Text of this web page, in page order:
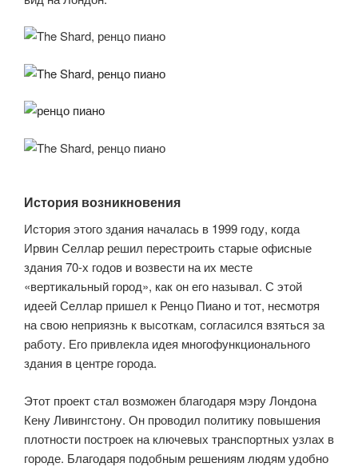
История возникновения
История этого здания началась в 1999 году, когда
Ирвин Селлар решил перестроить старые офисные
здания 70-х годов и возвести на их месте
«вертикальный город», как он его называл. С этой
идеей Селлар пришел к Ренцо Пиано и тот, несмотря
на свою неприязнь к высоткам, согласился взяться за
работу. Его привлекла идея многофункционального
здания в центре города.
Этот проект стал возможен благодаря мэру Лондона
Кену Ливингстону. Он проводил политику повышения
плотности построек на ключевых транспортных узлах в
городе. Благодаря подобным решениям людям удобно